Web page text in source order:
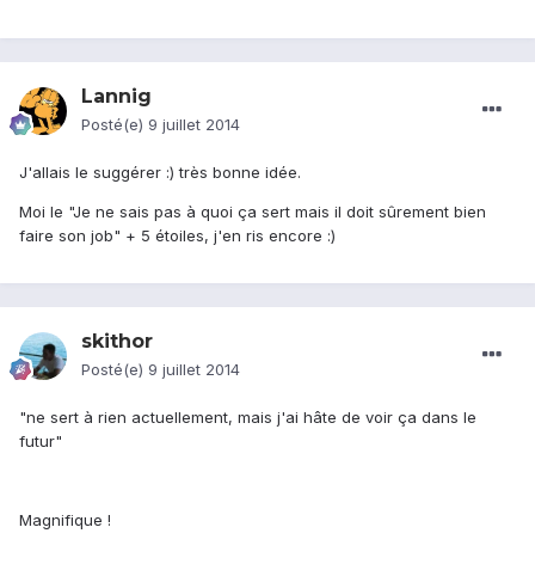
Lannig
Posté(e) 9 juillet 2014
J'allais le suggérer :) très bonne idée.
Moi le "Je ne sais pas à quoi ça sert mais il doit sûrement bien
faire son job" + 5 étoiles, j'en ris encore :)
skithor
Posté(e) 9 juillet 2014
"ne sert à rien actuellement, mais j'ai hâte de voir ça dans le
futur"
Magnifique !